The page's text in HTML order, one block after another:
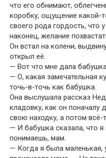
что его обнимают,
коробку, ощущение какой-
своего рода гордость, что
наконец, желание
Он встал на колени,
открыл её.
— Вот что мне дала
— О, какая замечательная
точь-в-точь как бабушка.
Она выслушала рассказ
кладовку, как он поначалу
свою находку, а потом всё-
— И бабушка сказала, что я
понимаешь, мам.
— Когда я была маленькая,